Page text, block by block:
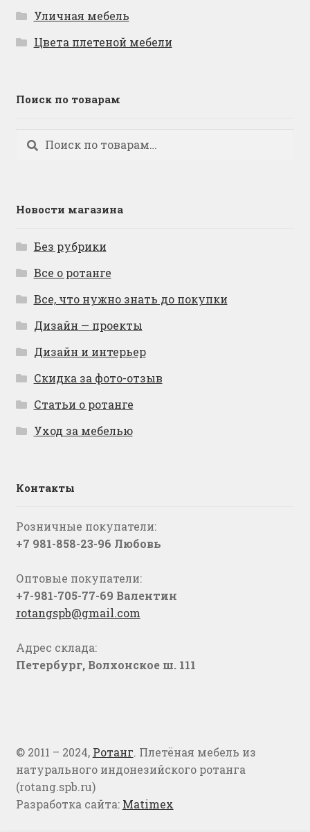
Уличная мебель
Цвета плетеной мебели
Поиск по товарам
Искать:
Поиск
Новости магазина
Без рубрики
Все о ротанге
Все, что нужно знать до покупки
Дизайн — проекты
Дизайн и интерьер
Скидка за фото-отзыв
Статьи о ротанге
Уход за мебелью
Контакты
Розничные покупатели:
+7 981-858-23-96 Любовь
Оптовые покупатели:
+7-981-705-77-69 Валентин
rotangspb@gmail.com
Адрес склада:
Петербург, Волхонское ш. 111
© 2011 – 2024, Ротанг. Плетёная мебель из
натурального индонезийского ротанга
(rotang.spb.ru)
Разработка сайта: Matimex